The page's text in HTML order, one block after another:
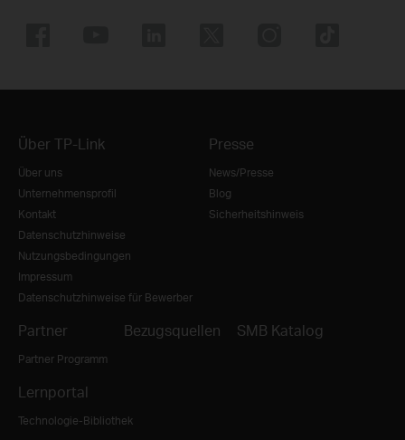
Über TP-Link
Über uns
Unternehmensprofil
Kontakt
Datenschutzhinweise
Nutzungsbedingungen
Impressum
Datenschutzhinweise für Bewerber
Presse
News/Presse
Blog
Sicherheitshinweis
Partner
Partner Programm
Bezugsquellen SMB Katalog
Lernportal
Technologie-Bibliothek